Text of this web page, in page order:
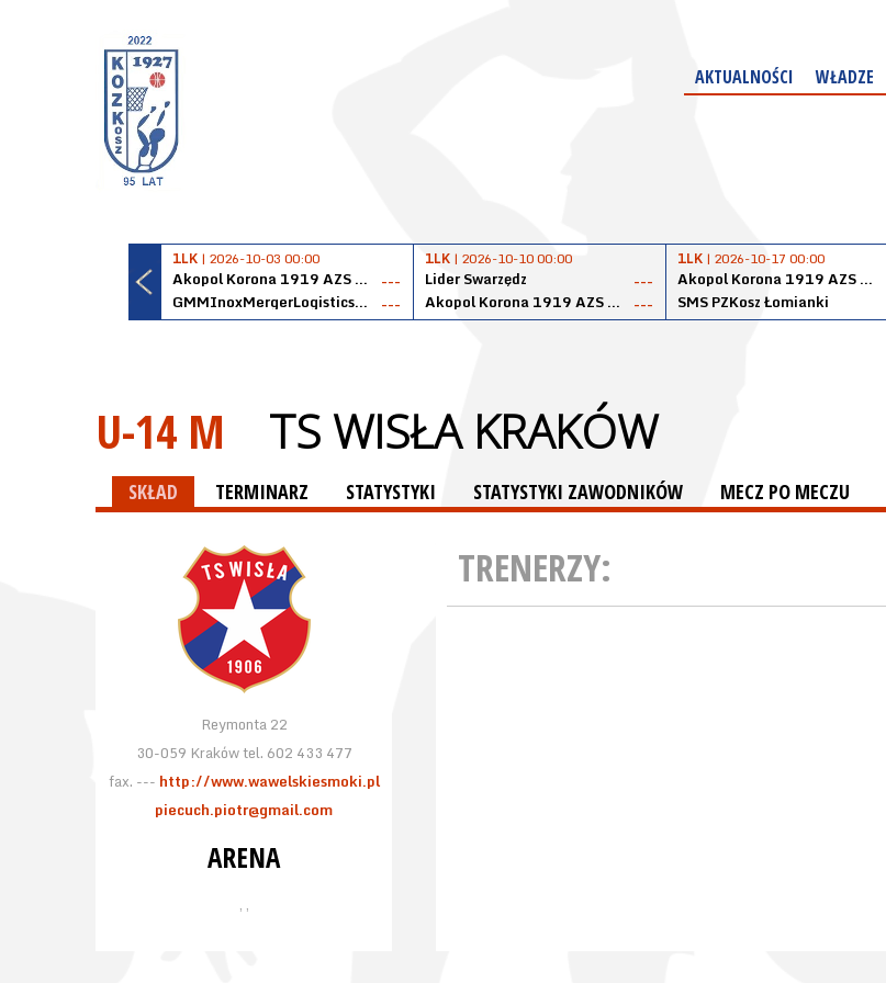
AKTUALNOŚCI WŁADZE
1LK | 2026-10-03 00:00
Akopol Korona 1919 AZS PK Kraków
---
GMMInoxMergerLogisticsPanteryŁańcut
---
1LK | 2026-10-10 00:00
Lider Swarzędz
---
Akopol Korona 1919 AZS PK Kraków
---
1LK | 2026-10-17 00:00
Akopol Korona 1919 AZS PK Kraków
SMS PZKosz Łomianki
U-14 M TS WISŁA KRAKÓW
SKŁAD TERMINARZ STATYSTYKI STATYSTYKI ZAWODNIKÓW MECZ PO MECZU
Reymonta 22
30-059 Kraków tel. 602 433 477
fax. --- http://www.wawelskiesmoki.pl
piecuch.piotr@gmail.com
ARENA
, ,
TRENERZY: